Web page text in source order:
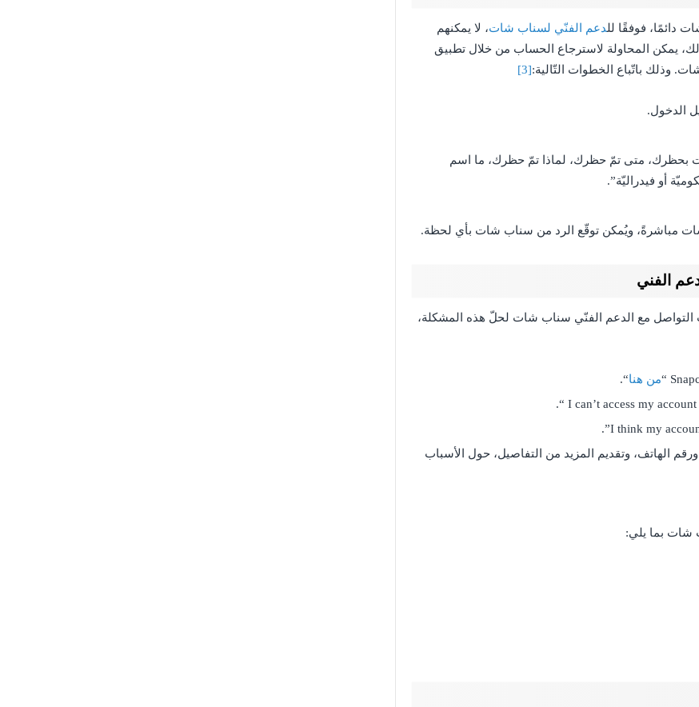
دائمًا، فوفقًا للدعم الفنّي لسناب شات، لا يمكنهم
يمكن المحاولة لاسترجاع الحساب من خلال تطبيق
[3]
الدخول.
بحظرك، متى تمّ حظرك، لماذا تمّ حظرك، ما اسم
أو فيدراليّة”.
الفني
التواصل مع الدعم الفنّي سناب شات لحلّ هذه المشكلة،
من هنا“.
الهاتف، وتقديم المزيد من التفاصيل، حول الأسباب
شات بما يلي: